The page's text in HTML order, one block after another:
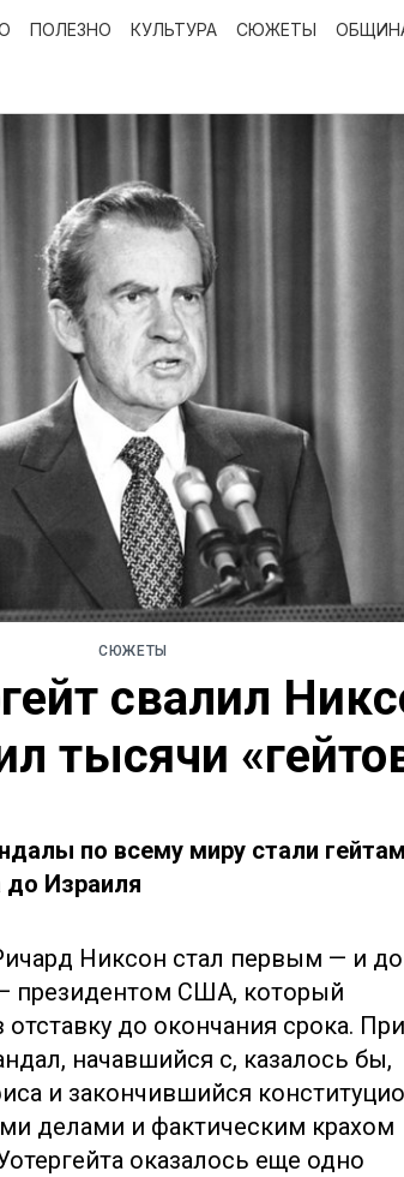
ПОЛЕЗНО КУЛЬТУРА СЮЖЕТЫ
СЮЖЕТЫ
свалил
тысячи
по всему миру стали
Израиля
Никсон стал первым — и
президентом США, который
до окончания срока.
начавшийся с, казалось бы,
и закончившийся
делами и фактическим крахом
оказалось еще одно